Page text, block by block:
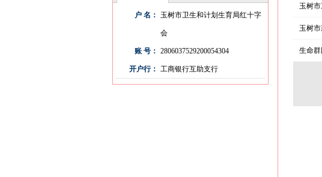
户 名： 玉树市卫生和计划生育局红十字
会
账 号： 2806037529200054304
开户行： 工商银行互助支行
玉树
玉树
村
生命